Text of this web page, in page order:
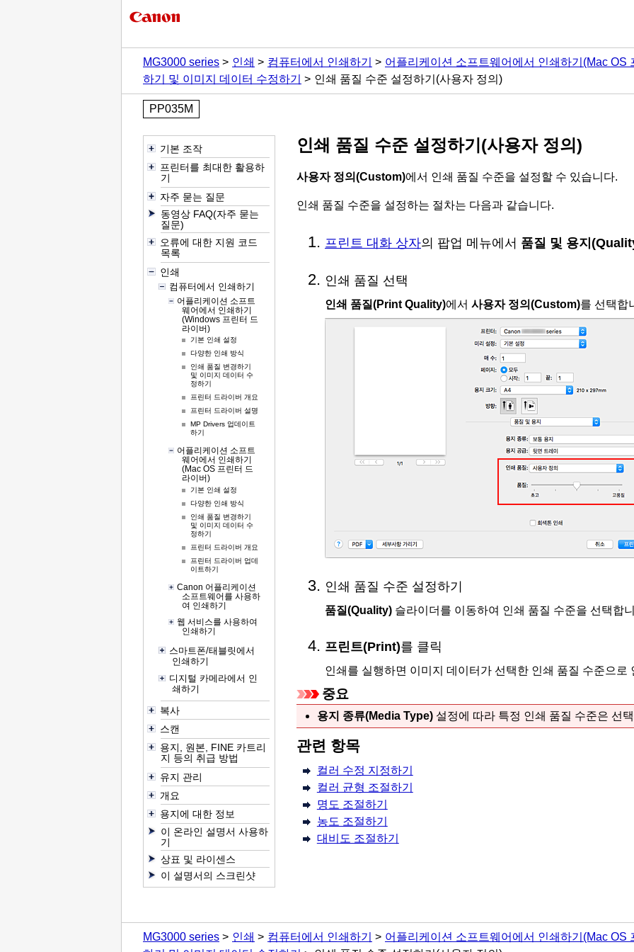
MG3000 series 인쇄 컴퓨터에서 인쇄하기
어플리케이션 소프트웨어에서 인쇄하기(Mac OS
하기 및 이미지 데이터 수정하기
인쇄 품질 수준 설정하기(사용자 정의)
PP035M
기본 조작
프린터를 최대한 활용하
기
자주 묻는 질문
동영상 FAQ(자주 묻는
질문)
오류에 대한 지원 코드
목록
인쇄
컴퓨터에서 인쇄하기
어플리케이션 소프트
웨어에서 인쇄하기
(Windows 프린터 드
라이버)
기본 인쇄 설정
다양한 인쇄 방식
인쇄 품질 변경하기
및 이미지 데이터 수
정하기
프린터 드라이버 개요
프린터 드라이버 설명
MP Drivers 업데이트
하기
어플리케이션 소프트
웨어에서 인쇄하기
(Mac OS 프린터 드
라이버)
기본 인쇄 설정
다양한 인쇄 방식
인쇄 품질 변경하기
및 이미지 데이터 수
정하기
프린터 드라이버 개요
프린터 드라이버 업데
이트하기
Canon 어플리케이션
소프트웨어를 사용하
여 인쇄하기
웹 서비스를 사용하여
인쇄하기
스마트폰/태블릿에서
인쇄하기
디지털 카메라에서 인
쇄하기
복사
스캔
용지, 원본, FINE 카트리
지 등의 취급 방법
유지 관리
개요
용지에 대한 정보
이 온라인 설명서 사용하
기
상표 및 라이센스
이 설명서의 스크린샷
인쇄 품질 수준 설정하기(사용자 정의)
사용자 정의 (Custom)에서 인쇄 품질 수준을 설정할 수 있습니다.
인쇄 품질 수준을 설정하는 절차는 다음과 같습니다.
프린트 대화 상자의 팝업 메뉴에서 품질 및 용지
인쇄 품질 선택
인쇄 품질(Print Quality)에서 사용자 정의 (Custom)를 선택합
인쇄 품질 수준 설정하기
품질(Quality) 슬라이더를 이동하여 인쇄 품질 수준을 선택합
프린트(Print)를 클릭
인쇄를 실행하면 이미지 데이터가 선택한 인쇄 품질 수준으로
중요
용지 종류(Media Type)설정에 따라 특정 인쇄 품질 수준은 선
관련 항목
컬러 수정 지정하기
컬러 균형 조절하기
명도 조절하기
농도 조절하기
대비도 조절하기
MG3000 series 인쇄 컴퓨터에서 인쇄하기
어플리케이션 소프트웨어에서 인쇄하기(Mac OS